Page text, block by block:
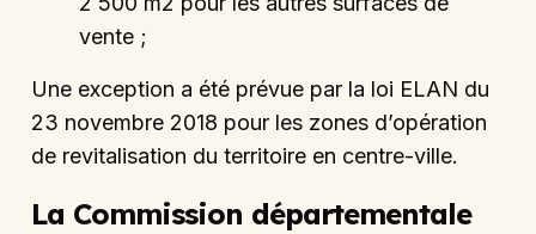
vente ;
Une exception a été prévue par la loi ELAN du
23 novembre 2018 pour les zones d’opération
de revitalisation du territoire en centre-ville.
La Commission départementale